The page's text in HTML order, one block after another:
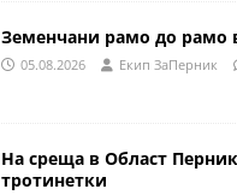
Земенчани рамо до рамо
05.08.2026 Eкип ЗаПерник
На среща в Област
тротинетки